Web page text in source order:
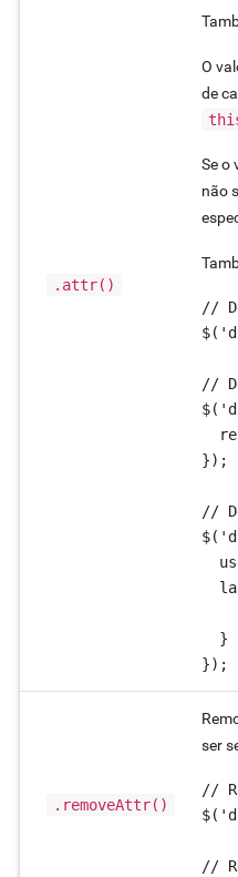
.attr()
O
de
Se o
não
//
//
});
//
  }
});
.removeAttr()
ser
//
//